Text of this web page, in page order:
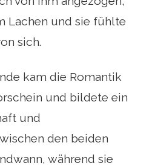
Lachen und sie fühlte
sich.
kam die Romantik
und bildete ein
und
den beiden
während sie